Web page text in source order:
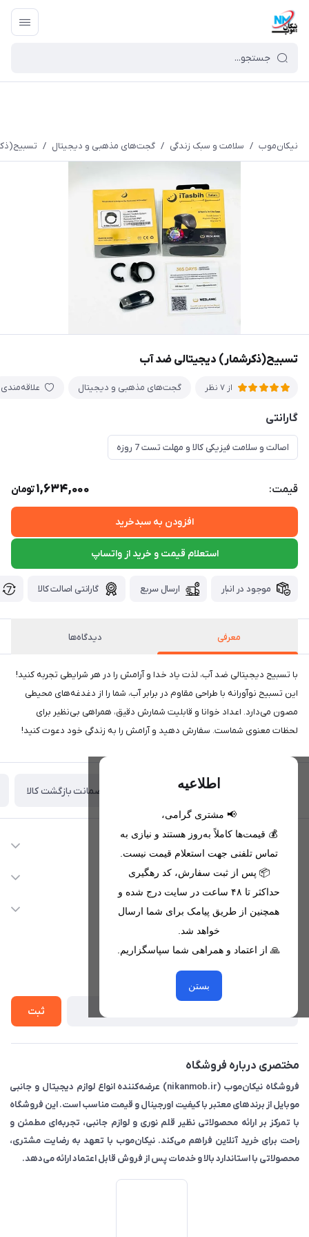
نیکان‌موب / سلامت و سبک زندگی / گجت‌های مذهبی و دیجیتال /
تسبیح(ذکرشمار) دیجیتالی ضد آب
از 7 نظر گجت‌های مذهبی و دیجیتال علاقه‌مندی
گارانتی
اصالت و سلامت فیزیکی کالا و مهلت تست 7 روزه
قیمت: 1,634,000تومان
افزودن به سبدخرید
استعلام قیمت و خرید از واتساپ
موجود در انبار ارسال سریع گارانتی اصالت کالا
معرفی دیدگاه‌ها
با تسبیح دیجیتالی ضد آب، لذت یاد خدا و آرامش را در هر شرایطی تجربه کنید!
این تسبیح نوآورانه با طراحی مقاوم در برابر آب، شما را از دغدغه‌های محیطی
مصون می‌دارد. اعداد خوانا و قابلیت شمارش دقیق، همراهی بی‌نظیر برای
لحظات معنوی شماست. سفارش دهید و آرامش را به زندگی خود دعوت کنید!
اطلاعیه
📢 مشتری گرامی،
💰 قیمت‌ها کاملاً به‌روز هستند و نیازی به
تماس تلفنی جهت استعلام قیمت نیست.
📦 پس از ثبت سفارش، کد رهگیری
حداکثر تا ۴۸ ساعت در سایت درج شده و
همچنین از طریق پیامک برای شما ارسال
خواهد شد.
🙏 از اعتماد و همراهی شما سپاسگزاریم.
بستن
تحویل اکسپرس(با هماهنگی) ضمانت بازگشت کالا
اطلاعات تماس
09221680256 - 09373782289
nikanmobstore@gmail.com
هرمزگان، بندرخمیر، شهرک رودبار
دسترسی سریع
لیست محصولات
خدمات مشتریان
حریم خصوصی
از جدید‌ترین تخفیف‌ها با‌ خبر شوید
ثبت
مختصری درباره فروشگاه
فروشگاه نیکان‌موب (nikanmob.ir) عرضه‌کننده انواع لوازم دیجیتال و جانبی
موبایل از برندهای معتبر با کیفیت اورجینال و قیمت مناسب است. این فروشگاه
با تمرکز بر ارائه محصولاتی نظیر قلم نوری و لوازم جانبی، تجربه‌ای مطمئن و
راحت برای خرید آنلاین فراهم می‌کند. نیکان‌موب با تعهد به رضایت مشتری،
محصولاتی با استاندارد بالا و خدمات پس از فروش قابل اعتماد ارائه می‌دهد.